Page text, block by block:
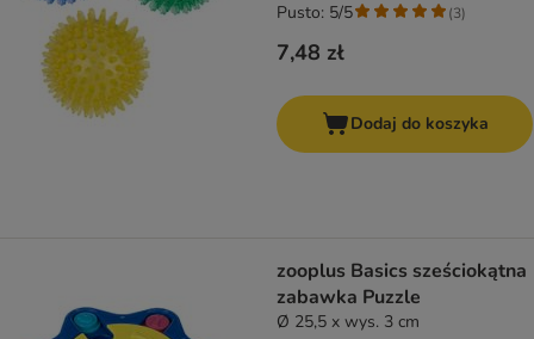
7,48 zł
Pusto: 5/5 (3)
Dodaj do koszyka
zooplus Basics sześciokątna
zabawka Puzzle
Ø 25,5 x wys. 3 cm